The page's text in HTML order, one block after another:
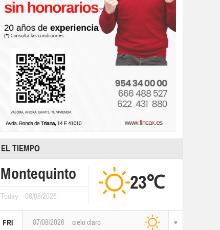
EL TIEMPO
Montequinto
Today 06/08/2026
23℃
FRI 07/08/2026 cielo claro